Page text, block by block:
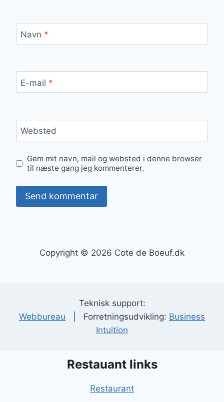
Navn *
E-mail *
Websted
Gem mit navn, mail og websted i denne browser
til næste gang jeg kommenterer.
Copyright © 2026 Cote de Boeuf.dk
Teknisk support:
Webbureau | Forretningsudvikling: Business
Intuition
Restauant links
Restaurant